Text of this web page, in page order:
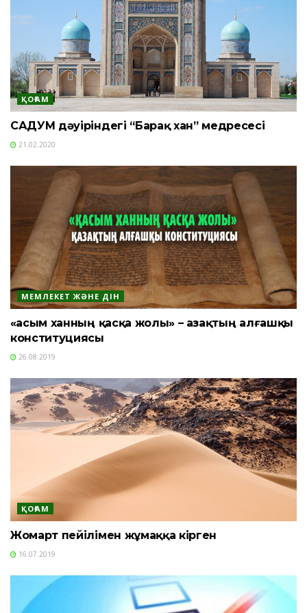
ҚОҒАМ
САДУМ дәуіріндегі “Барақ хан” медресесі
21.02.2020
МЕМЛЕКЕТ ЖӘНЕ ДІН
«Қасым ханның қасқа жолы» – Қазақтың алғашқы
конституциясы
26.08.2019
ҚОҒАМ
Жомарт пейілімен жұмаққа кірген
16.07.2019